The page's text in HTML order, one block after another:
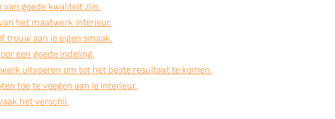
van goede kwaliteit zijn.
het maatwerk interieur.
trouw aan je eigen smaak.
een goede indeling.
uitvoeren om tot het beste resultaat te komen.
toe te voegen aan je interieur.
het verschil.